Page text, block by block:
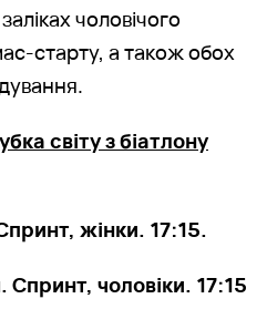
чоловічого
старту, а також обох
світу з біатлону
жінки. 17:15.
чоловіки. 17:15